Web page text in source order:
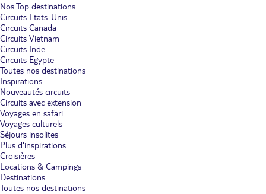
Nos Top destinations
Circuits Etats-Unis
Circuits Canada
Circuits Vietnam
Circuits Inde
Circuits Egypte
Toutes nos destinations
Inspirations
Nouveautés circuits
Circuits avec extension
Voyages en safari
Voyages culturels
Séjours insolites
Plus d'inspirations
Croisières
Locations & Campings
Destinations
Toutes nos destinations